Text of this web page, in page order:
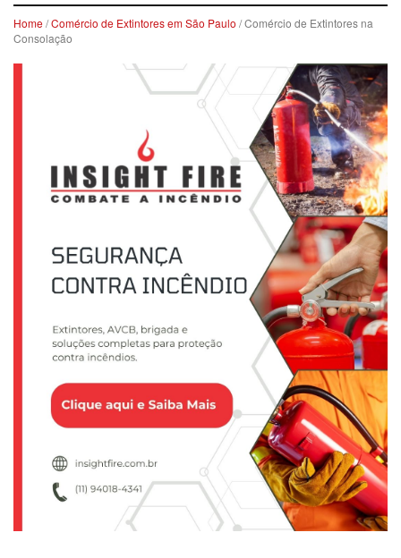
Home/Comércio de Extintores em São Paulo / Comércio de Extintores na
Consolação